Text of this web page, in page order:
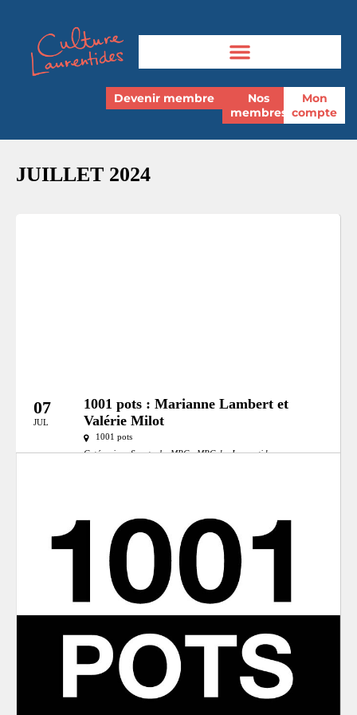
Devenir membre
Nos
membres
Mon
compte
JUILLET 2024
07
JUL
1001 pots : Marianne Lambert et
Valérie Milot
1001 pots
Catégories: Spectacle MRC: MRC des Laurentides